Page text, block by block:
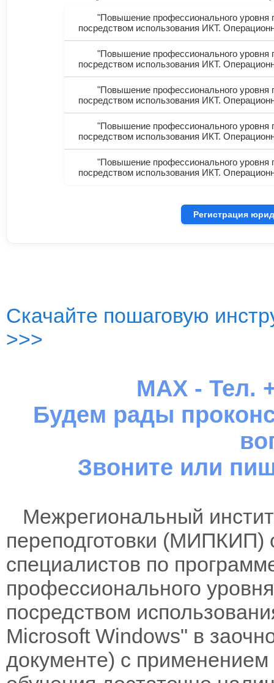
"Повышение профессионального уровня
посредством использования ИКТ.
"Повышение профессионального уровня
посредством использования ИКТ.
"Повышение профессионального уровня
посредством использования ИКТ.
"Повышение профессионального уровня
посредством использования ИКТ.
"Повышение профессионального уровня
посредством использования ИКТ.
Регистрация
Скачайте пошаговую
>>>
MAX - Тел.
Будем рады
Звоните или
Межрегиональный
переподготовки (МИПКИП)
специалистов по
профессионального
посредством
Microsoft Windows" в
документе) с